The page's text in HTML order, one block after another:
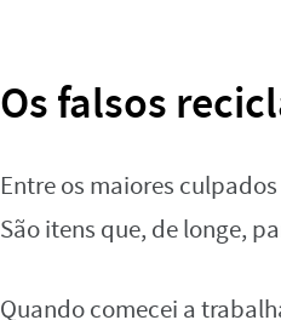
Os falsos
Entre os maiores
São itens que, de longe,
Quando comecei a